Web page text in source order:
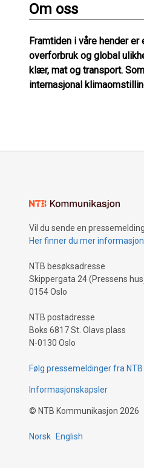
Om oss
Framtiden i våre hender
overforbruk og global
klær, mat og transport.
internasjonal
Vil du sende en
Her finner du mer
NTB besøksadresse
Skippergata 24 (Pressens
0154 Oslo
NTB postadresse
Boks 6817 St. Olavs plass
N-0130 Oslo
Følg pressemeldinger fra
Informasjonskapsler
© NTB Kommunikasjon 2026
Norsk English